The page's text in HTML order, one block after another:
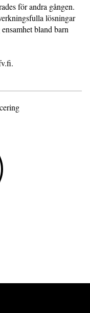
för andra gången.
lösningar
bland barn